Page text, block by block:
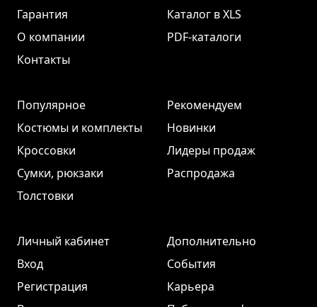
Гарантия
О компании
Контакты
Каталог в XLS
PDF-каталоги
Популярное
Костюмы и комплекты
Кроссовки
Сумки, рюкзаки
Толстовки
Рекомендуем
Новинки
Лидеры продаж
Распродажа
Личный кабинет
Вход
Регистрация
Дополнительно
События
Карьера